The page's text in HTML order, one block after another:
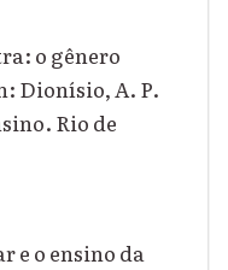
o gênero
Dionísio, A. P.
Rio de
e o ensino da